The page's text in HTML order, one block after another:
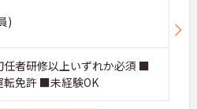
)
者研修以上いずれか必須 ■
転免許 ■未経験OK